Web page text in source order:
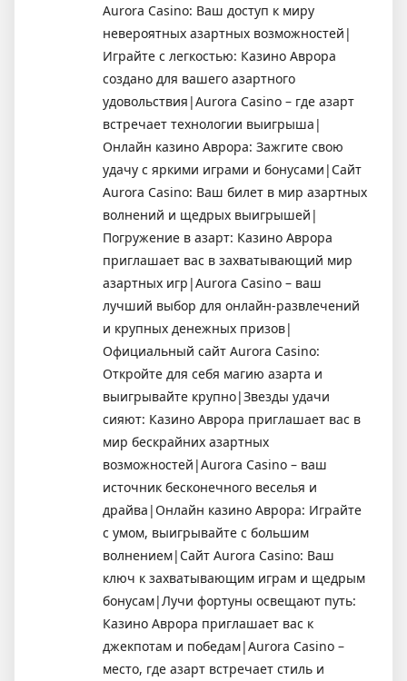
Aurora Casino: Ваш доступ к миру
невероятных азартных возможностей|
Играйте с легкостью: Казино Аврора
создано для вашего азартного
удовольствия|Aurora Casino – где азарт
встречает технологии выигрыша|
Онлайн казино Аврора: Зажгите свою
удачу с яркими играми и бонусами|Сайт
Aurora Casino: Ваш билет в мир азартных
волнений и щедрых выигрышей|
Погружение в азарт: Казино Аврора
приглашает вас в захватывающий мир
азартных игр|Aurora Casino – ваш
лучший выбор для онлайн-развлечений
и крупных денежных призов|
Официальный сайт Aurora Casino:
Откройте для себя магию азарта и
выигрывайте крупно|Звезды удачи
сияют: Казино Аврора приглашает вас в
мир бескрайних азартных
возможностей|Aurora Casino – ваш
источник бесконечного веселья и
драйва|Онлайн казино Аврора: Играйте
с умом, выигрывайте с большим
волнением|Сайт Aurora Casino: Ваш
ключ к захватывающим играм и щедрым
бонусам|Лучи фортуны освещают путь:
Казино Аврора приглашает вас к
джекпотам и победам|Aurora Casino –
место, где азарт встречает стиль и